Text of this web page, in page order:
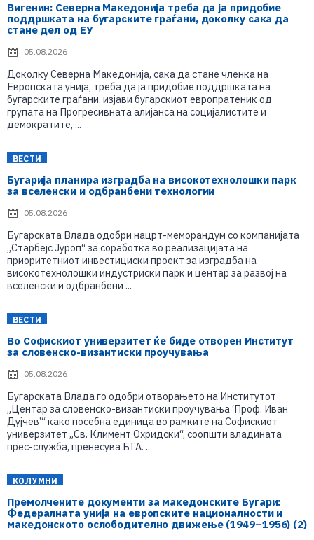
Вигенин: Северна Македонија треба да ја придобие
поддршката на бугарските граѓани, доколку сака да
стане дел од ЕУ
05.08.2026
Доколку Северна Македонија, сака да стане членка на
Европската унија, треба да ја придобие поддршката на
бугарските граѓани, изјави бугарскиот европратеник од
групата на Прогресивната алијанса на социјалистите и
демократите, ...
ВЕСТИ
Бугарија планира изградба на високотехнолошки парк
за вселенски и одбранбени технологии
05.08.2026
Бугарската Влада одобри нацрт-меморандум со компанијата
„Старбејс Јуроп“ за соработка во реализацијата на
приоритетниот инвестициски проект за изградба на
високотехнолошки индустриски парк и центар за развој на
вселенски и одбранбени ...
ВЕСТИ
Во Софискиот универзитет ќе биде отворен Институт
за словенско-византиски проучувања
05.08.2026
Бугарската Влада го одобри отворањето на Институтот
„Центар за словенско-византиски проучувања ‘Проф. Иван
Дујчев’“ како посебна единица во рамките на Софискиот
универзитет „Св. Климент Охридски“, соопшти владината
прес-служба, пренесува БТА. ...
КОЛУМНИ
Премолчените документи за македонските Бугари:
Федералната унија на европските националности и
македонското ослободително движење (1949–1956) (2)